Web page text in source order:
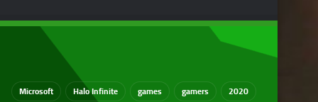
2020
gamers
games
Halo Infinite
Microsoft